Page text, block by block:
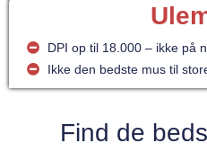
DPI op til 18.000 – ikke på
Ikke den bedste mus til
Find de